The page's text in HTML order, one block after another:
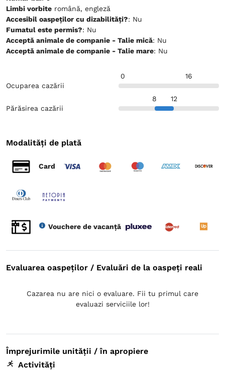
Limbi vorbite română, engleză
Accesibil oaspeților cu dizabilități?
: Nu
Fumatul este permis?
: Nu
Acceptă animale de companie - Talie mică
: Nu
Acceptă animale de companie - Talie mare
: Nu
Ocuparea cazării
16
0
Părăsirea cazării
8 12
Modalități de plată
Card
Vouchere de vacanță
Evaluarea oaspeților / Evaluări de la oaspeți reali
Cazarea nu are nici o evaluare. Fii tu primul care
evaluazi serviciile lor!
Împrejurimile unității / în apropiere
Activități